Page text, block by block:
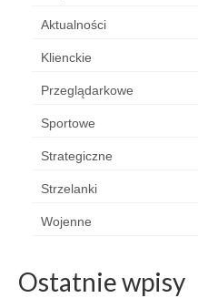
Aktualności
Klienckie
Przeglądarkowe
Sportowe
Strategiczne
Strzelanki
Wojenne
Ostatnie wpisy